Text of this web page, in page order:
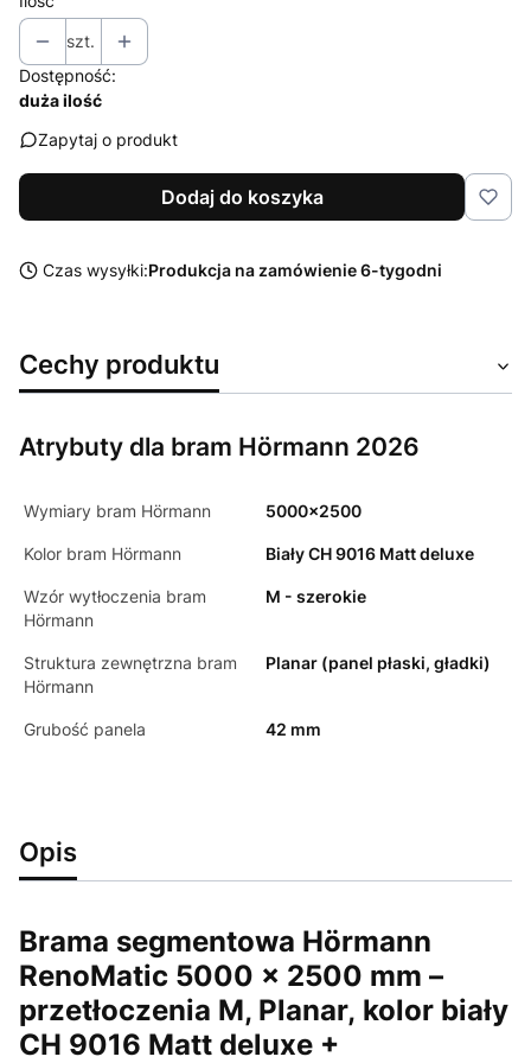
szt.
Dostępność:
duża ilość
Zapytaj o produkt
Dodaj do koszyka
Czas wysyłki:Produkcja na zamówienie 6-tygodni
Cechy produktu
Atrybuty dla bram Hörmann 2026
Wymiary bram Hörmann 5000x2500
Kolor bram Hörmann Biały CH 9016 Matt deluxe
Wzór wytłoczenia bram
Hörmann
M - szerokie
Struktura zewnętrzna bram
Hörmann
Planar (panel płaski, gładki)
Grubość panela 42 mm
Opis
Brama segmentowa Hörmann
RenoMatic 5000 × 2500 mm –
przetłoczenia M, Planar, kolor biały
CH 9016 Matt deluxe +